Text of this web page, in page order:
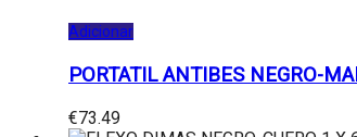
Adicionar
PORTATIL ANTIBES NEGRO-
€73.49